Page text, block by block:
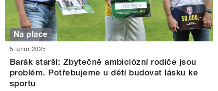
Na place
5. únor 2025
Barák starší: Zbytečně ambiciózní rodiče jsou
problém. Potřebujeme u dětí budovat lásku ke
sportu